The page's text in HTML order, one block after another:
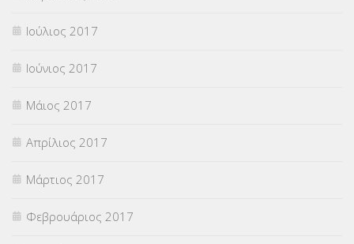
Ιούλιος 2017
Ιούνιος 2017
Μάιος 2017
Απρίλιος 2017
Μάρτιος 2017
Φεβρουάριος 2017